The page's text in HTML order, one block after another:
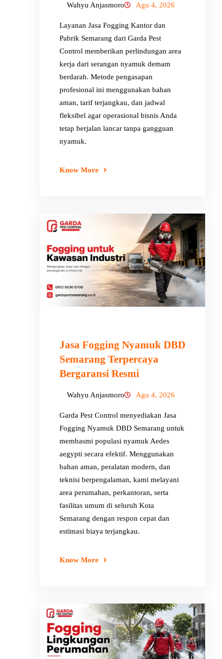
Wahyu Anjasmoro Agu 4, 2026
Layanan Jasa Fogging Kantor dan
Pabrik Semarang dari Garda Pest
Control memberikan perlindungan area
kerja dari serangan nyamuk demam
berdarah. Metode pengasapan
profesional ini menggunakan bahan
aman, tarif terjangkau, dan jadwal
fleksibel agar operasional bisnis Anda
tetap berjalan lancar tanpa gangguan
nyamuk.
Know More
Jasa Fogging Nyamuk DBD
Semarang Terpercaya
Bergaransi Resmi
Wahyu Anjasmoro Agu 4, 2026
Garda Pest Control menyediakan Jasa
Fogging Nyamuk DBD Semarang untuk
membasmi populasi nyamuk Aedes
aegypti secara efektif. Menggunakan
bahan aman, peralatan modern, dan
teknisi berpengalaman, kami melayani
area perumahan, perkantoran, serta
fasilitas umum di seluruh Kota
Semarang dengan respon cepat dan
estimasi biaya terjangkau.
Know More